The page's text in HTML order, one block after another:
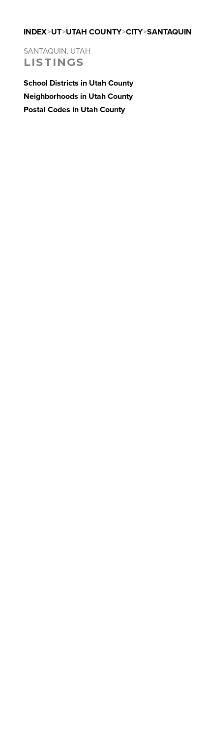
INDEX>UT>UTAH COUNTY>CITY>SANTAQUIN
SANTAQUIN, UTAH
LISTINGS
School Districts in Utah County
Neighborhoods in Utah County
Postal Codes in Utah County